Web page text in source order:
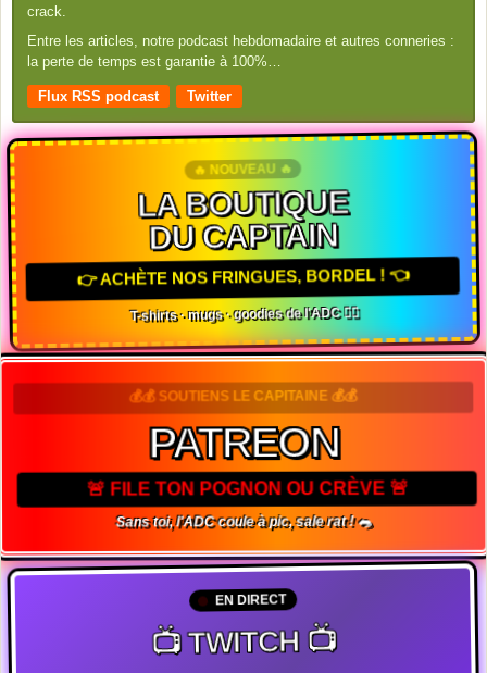
crack.
Entre les articles, notre podcast hebdomadaire et autres conneries :
la perte de temps est garantie à 100%…
Flux RSS podcast Twitter
🔥 NOUVEAU 🔥
LA BOUTIQUE
DU CAPTAIN
👉 ACHÈTE NOS FRINGUES, BORDEL ! 👈
T-shirts · mugs · goodies de l'ADC 🏴‍☠️
💰💰 SOUTIENS LE CAPITAINE 💰💰
PATREON
🚨 FILE TON POGNON OU CRÈVE 🚨
Sans toi, l'ADC coule à pic, sale rat ! 🐀
EN DIRECT
📺 TWITCH 📺